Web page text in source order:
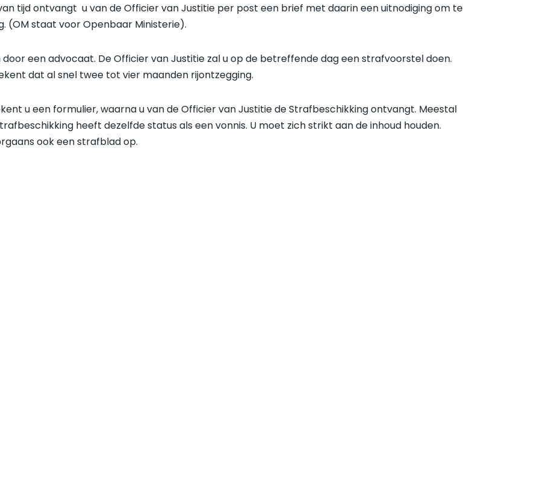
tijd ontvangt u van de Officier van Justitie per post een brief met daarin een uitnodiging om te
(OM staat voor Openbaar Ministerie).
door een advocaat. De Officier van Justitie zal u op de betreffende dag een strafvoorstel doen.
dat al snel twee tot vier maanden rijontzegging.
u een formulier, waarna u van de Officier van Justitie de Strafbeschikking ontvangt. Meestal
heeft dezelfde status als een vonnis. U moet zich strikt aan de inhoud houden.
ook een strafblad op.